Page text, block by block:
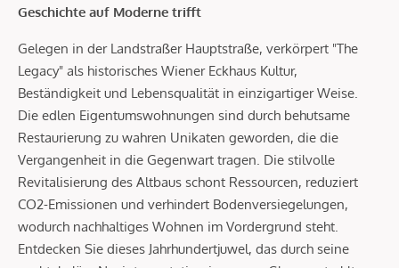
Geschichte auf Moderne trifft
Gelegen in der Landstraßer Hauptstraße, verkörpert "The
Legacy" als historisches Wiener Eckhaus Kultur,
Beständigkeit und Lebensqualität in einzigartiger Weise.
Die edlen Eigentumswohnungen sind durch behutsame
Restaurierung zu wahren Unikaten geworden, die die
Vergangenheit in die Gegenwart tragen. Die stilvolle
Revitalisierung des Altbaus schont Ressourcen, reduziert
CO2-Emissionen und verhindert Bodenversiegelungen,
wodurch nachhaltiges Wohnen im Vordergrund steht.
Entdecken Sie dieses Jahrhundertjuwel, das durch seine